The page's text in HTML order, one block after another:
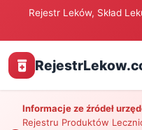
Rejestr Leków, Skład
Informacje ze źródeł
Rejestru Produktów